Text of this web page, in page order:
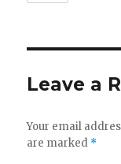
Leave a
Your email
are marked *